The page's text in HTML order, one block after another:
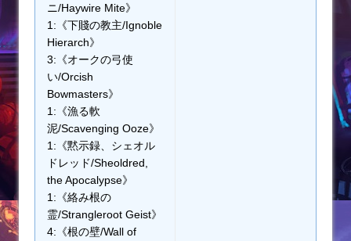
ニ/Haywire Mite》
1:《下賤の教主/Ignoble
Hierarch》
3:《オークの弓使
い/Orcish
Bowmasters》
1:《漁る軟
泥/Scavenging Ooze》
1:《黙示録、シェオル
ドレッド/Sheoldred,
the Apocalypse》
1:《絡み根の
霊/Strangleroot Geist》
4:《根の壁/Wall of